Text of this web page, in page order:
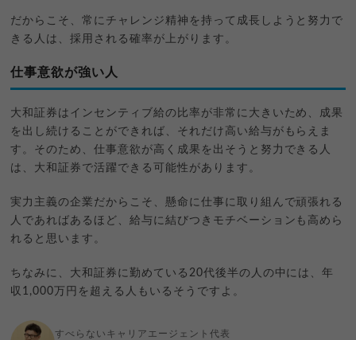
だからこそ、常にチャレンジ精神を持って成長しようと努力で
きる人は、採用される確率が上がります。
仕事意欲が強い人
大和証券はインセンティブ給の比率が非常に大きいため、成果
を出し続けることができれば、それだけ高い給与がもらえま
す。そのため、仕事意欲が高く成果を出そうと努力できる人
は、大和証券で活躍できる可能性があります。
実力主義の企業だからこそ、懸命に仕事に取り組んで頑張れる
人であればあるほど、給与に結びつきモチベーションも高めら
れると思います。
ちなみに、大和証券に勤めている20代後半の人の中には、年
収1,000万円を超える人もいるそうですよ。
すべらないキャリアエージェント代表